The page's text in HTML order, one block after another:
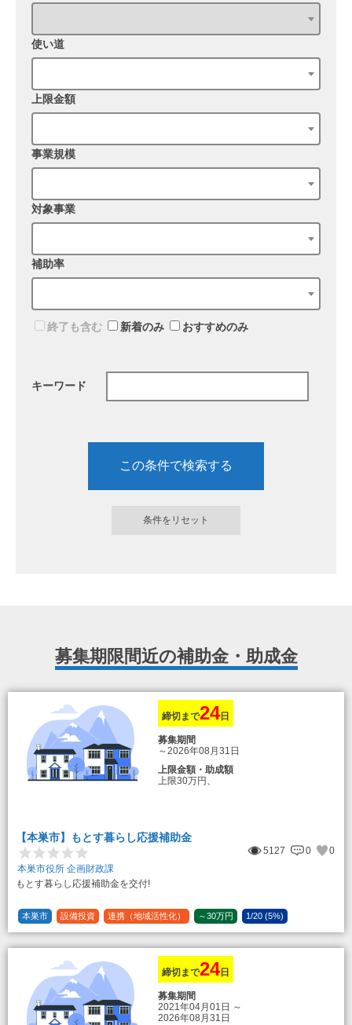
使い道
上限金額
事業規模
対象事業
補助率
終了も含む 新着のみ おすすめのみ
キーワード
募集期限間近の補助金・助成金
締切まで24日
募集期間
～2026年08月31日
上限金額・助成額
上限30万円、
【本巣市】もとす暮らし応援補助金
5127 0
0
本巣市役所 企画財政課
もとす暮らし応援補助金を交付!
本巣市 設備投資 連携（地域活性化） ～30万円 1/20 (5%)
締切まで24日
募集期間
2021年04月01日 ～
2026年08月31日